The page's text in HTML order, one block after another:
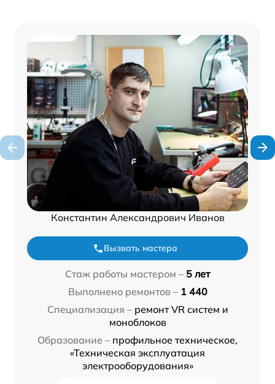
Константин Александрович Иванов
Вызвать мастера
Стаж работы мастером – 5 лет
Выполнено ремонтов – 1 440
Специализация – ремонт VR систем и
моноблоков
Образование – профильное техническое,
«Техническая эксплуатация
электрооборудования»